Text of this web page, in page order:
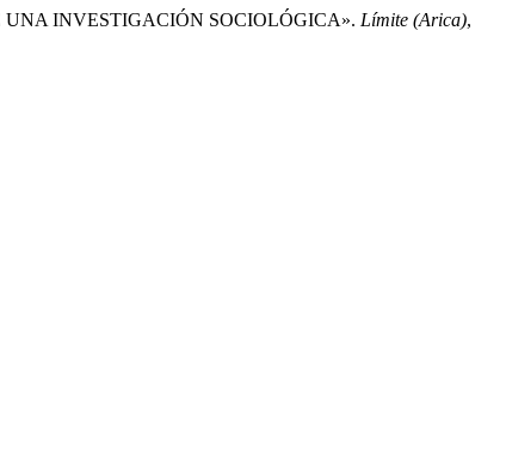
UNA INVESTIGACIÓN SOCIOLÓGICA». Límite (Arica),